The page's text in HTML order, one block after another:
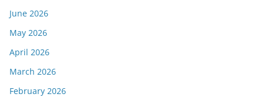
June 2026
May 2026
April 2026
March 2026
February 2026